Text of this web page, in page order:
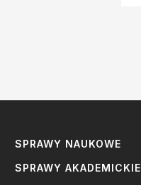
SPRAWY NAUKOWE
SPRAWY AKADEMICKIE